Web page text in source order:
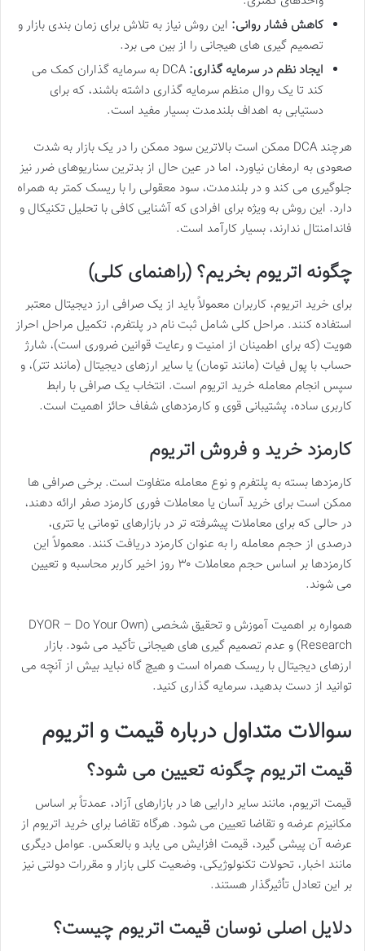
کاهش فشار روانی: این روش نیاز به تلاش برای زمان بندی بازار و
تصمیم گیری های هیجانی را از بین می برد.
ایجاد نظم در سرمایه گذاری:
DCA به سرمایه گذاران کمک می
کند تا یک روال منظم سرمایه گذاری داشته باشند، که برای
دستیابی به اهداف بلندمدت بسیار مفید است.
هرچند DCA ممکن است بالاترین سود ممکن را در یک بازار به شدت
صعودی به ارمغان نیاورد، اما در عین حال از بدترین سناریوهای ضرر نیز
جلوگیری می کند و در بلندمدت، سود معقولی را با ریسک کمتر به همراه
دارد. این روش به ویژه برای افرادی که آشنایی کافی با تحلیل تکنیکال و
فاندامنتال ندارند، بسیار کارآمد است.
چگونه اتریوم بخریم؟ (راهنمای کلی)
برای خرید اتریوم، کاربران معمولاً باید از یک صرافی ارز دیجیتال معتبر
استفاده کنند. مراحل کلی شامل ثبت نام در پلتفرم، تکمیل مراحل احراز
هویت (که برای اطمینان از امنیت و رعایت قوانین ضروری است)، شارژ
حساب با پول فیات (مانند تومان) یا سایر ارزهای دیجیتال (مانند تتر)، و
سپس انجام معامله خرید اتریوم است. انتخاب یک صرافی با رابط
کاربری ساده، پشتیبانی قوی و کارمزدهای شفاف حائز اهمیت است.
کارمزد خرید و فروش اتریوم
کارمزدها بسته به پلتفرم و نوع معامله متفاوت است. برخی صرافی ها
ممکن است برای خرید آسان یا معاملات فوری کارمزد صفر ارائه دهند،
در حالی که برای معاملات پیشرفته تر در بازارهای تومانی یا تتری،
درصدی از حجم معامله را به عنوان کارمزد دریافت کنند. معمولاً این
کارمزدها بر اساس حجم معاملات ۳۰ روز اخیر کاربر محاسبه و تعیین
می شوند.
همواره بر اهمیت آموزش و تحقیق شخصی (DYOR – Do Your Own
Research) و عدم تصمیم گیری های هیجانی تأکید می شود. بازار
ارزهای دیجیتال با ریسک همراه است و هیچ گاه نباید بیش از آنچه می
توانید از دست بدهید، سرمایه گذاری کنید.
سوالات متداول درباره قیمت و اتریوم
قیمت اتریوم چگونه تعیین می شود؟
قیمت اتریوم، مانند سایر دارایی ها در بازارهای آزاد، عمدتاً بر اساس
مکانیزم عرضه و تقاضا تعیین می شود. هرگاه تقاضا برای خرید اتریوم از
عرضه آن پیشی گیرد، قیمت افزایش می یابد و بالعکس. عوامل دیگری
مانند اخبار، تحولات تکنولوژیکی، وضعیت کلی بازار و مقررات دولتی نیز
بر این تعادل تأثیرگذار هستند.
دلایل اصلی نوسان قیمت اتریوم چیست؟